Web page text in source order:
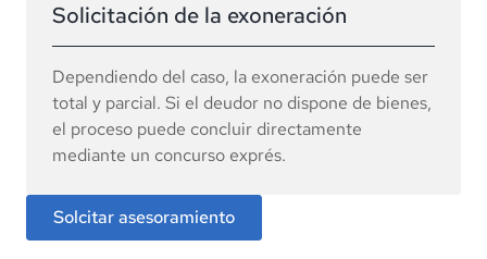
Solicitación de la exoneración
Dependiendo del caso, la exoneración puede ser
total y parcial. Si el deudor no dispone de bienes,
el proceso puede concluir directamente
mediante un concurso exprés.
Solcitar asesoramiento